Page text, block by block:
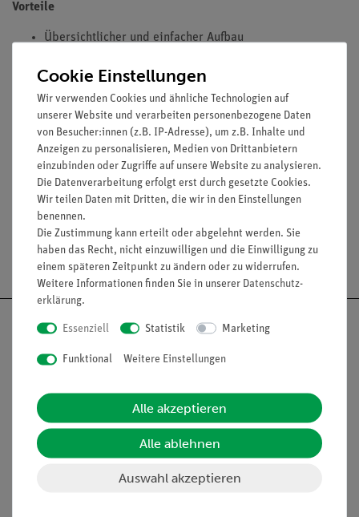
Vorteile
Übersichtlicher und einfacher Aufbau
Aufwand
Lieferumfang
Media / Downloads
Versandkostenfrei ab 300,- €
Informationen
Cookie Einstellungen
Wir verwenden Cookies und ähnliche Technologien auf
unserer Website und verarbeiten personenbezogene Daten
von Besucher:innen (z.B. IP-Adresse), um z.B. Inhalte und
Anzeigen zu personalisieren, Medien von Drittanbietern
einzubinden oder Zugriffe auf unsere Website zu analysieren.
Die Datenverarbeitung erfolgt erst durch gesetzte Cookies.
Wir teilen Daten mit Dritten, die wir in den Einstellungen
benennen.
Die Zustimmung kann erteilt oder abgelehnt werden. Sie
haben das Recht, nicht einzuwilligen und die Einwilligung zu
einem späteren Zeitpunkt zu ändern oder zu widerrufen.
Weitere Informationen finden Sie in unserer Daten­schutz­
erklärung.
Essenziell Statistik Marketing
Funktional Weitere Einstellungen
Alle akzeptieren
Alle ablehnen
Auswahl akzeptieren